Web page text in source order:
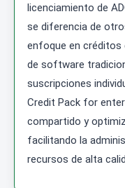
licenciamiento de
se diferencia de
enfoque en créditos
de software
suscripciones
Credit Pack for
compartido y
facilitando la
recursos de alta